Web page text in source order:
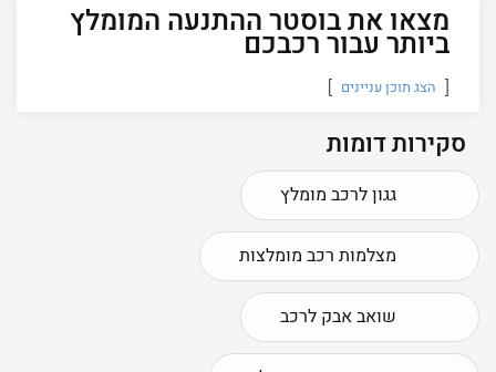
מצאו את בוסטר ההתנעה המומלץ
ביותר עבור רכבכם
הצג תוכן עניינים
סקירות דומות
גגון לרכב מומלץ
מצלמות רכב מומלצות
שואב אבק לרכב